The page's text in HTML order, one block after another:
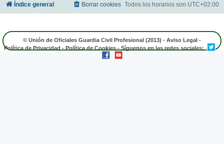
Índice general Todos los horarios son UTC+02:00
Borrar cookies
© Unión de Oficiales Guardia Civil Profesional (2013) - Aviso Legal -
Política de Privacidad - Política de Cookies - Síguenos en las redes sociales: